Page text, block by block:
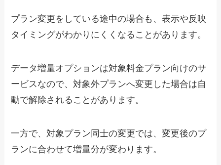
プラン変更をしている途中の場合も、表示や反映
タイミングがわかりにくくなることがあります。
データ増量オプションは対象料金プラン向けのサ
ービスなので、対象外プランへ変更した場合は自
動で解除されることがあります。
一方で、対象プラン同士の変更では、変更後のプ
ランに合わせて増量分が変わります。